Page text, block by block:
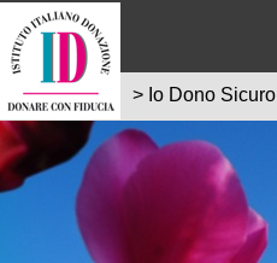
> Io Dono Sicuro